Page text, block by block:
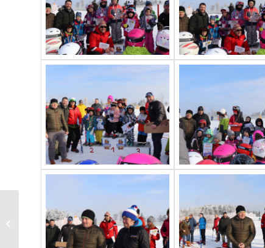
Willkommen auf
unserem NEUEN
Internetauftritt !